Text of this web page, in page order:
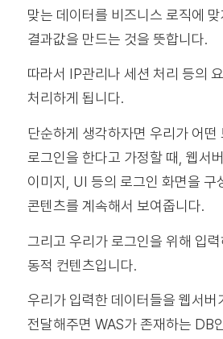
맞는 데이터를 비즈니스 로직에
결과값을 만드는 것을 뜻합니다.
따라서 IP관리나 세션 처리 등의
처리하게 됩니다.
단순하게 생각하자면 우리가 어떤
로그인을 한다고 가정할 때, 웹서
이미지, UI 등의 로그인 화면을 구
콘텐츠를 계속해서 보여줍니다.
그리고 우리가 로그인을 위해 입
동적 컨텐츠입니다.
우리가 입력한 데이터들을 웹서버
전달해주면 WAS가 존재하는 DB